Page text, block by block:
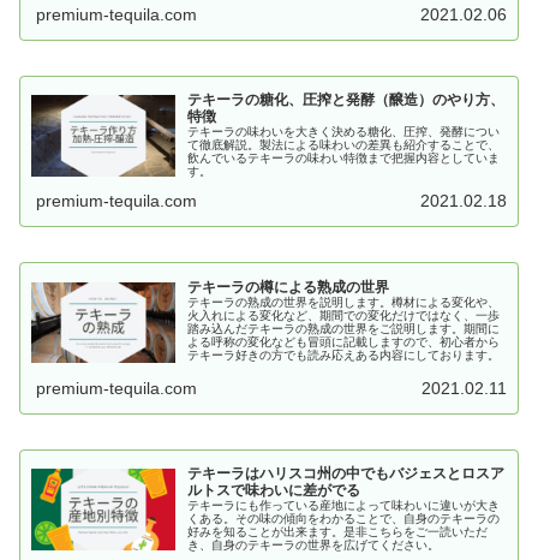
premium-tequila.com 2021.02.06
テキーラの糖化、圧搾と発酵（醸造）のやり方、
特徴
テキーラの味わいを大きく決める糖化、圧搾、発酵につい
て徹底解説。製法による味わいの差異も紹介することで、
飲んでいるテキーラの味わい特徴まで把握内容としていま
す。
premium-tequila.com 2021.02.18
テキーラの樽による熟成の世界
テキーラの熟成の世界を説明します。樽材による変化や、
火入れによる変化など、期間での変化だけではなく、一歩
踏み込んだテキーラの熟成の世界をご説明します。期間に
よる呼称の変化なども冒頭に記載しますので、初心者から
テキーラ好きの方でも読み応えある内容にしております。
premium-tequila.com 2021.02.11
テキーラはハリスコ州の中でもバジェスとロスア
ルトスで味わいに差がでる
テキーラにも作っている産地によって味わいに違いが大き
くある。その味の傾向をわかることで、自身のテキーラの
好みを知ることが出来ます。是非こちらをご一読いただ
き、自身のテキーラの世界を広げてください。